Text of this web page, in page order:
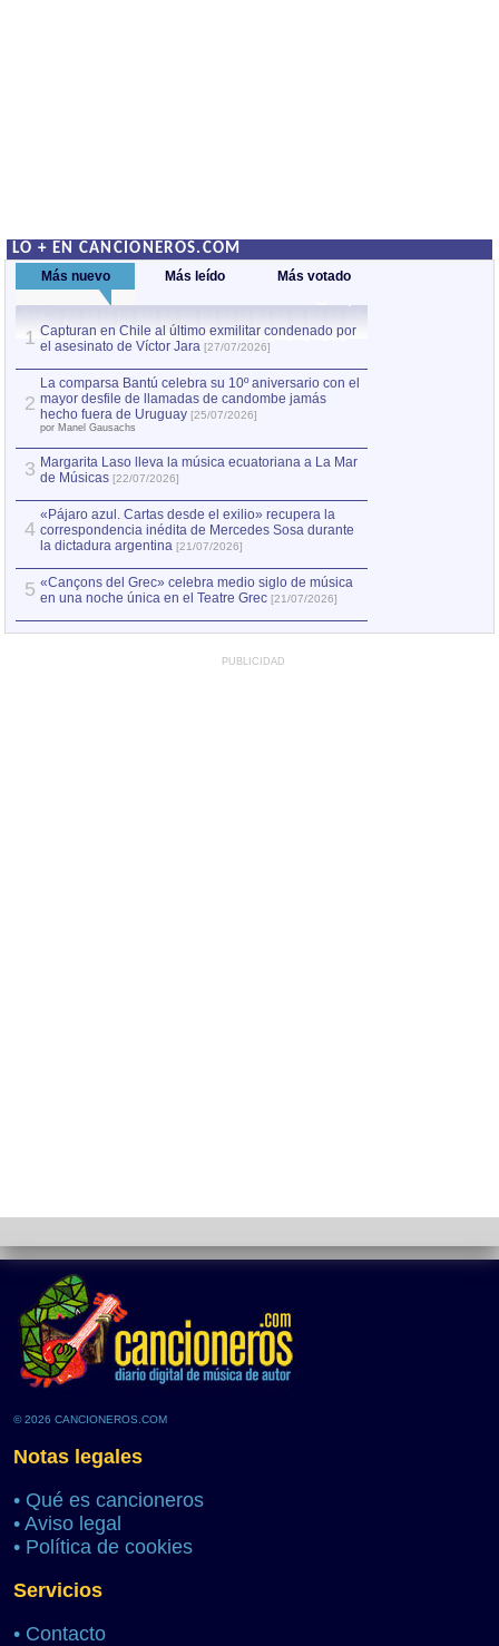
LO + EN CANCIONEROS.COM
Más nuevo Más leído Más votado
1 Capturan en Chile al último exmilitar condenado por
el asesinato de Víctor Jara [27/07/2026]
2
La comparsa Bantú celebra su 10º aniversario con el
mayor desfile de llamadas de candombe jamás
hecho fuera de Uruguay [25/07/2026]
por Manel Gausachs
3 Margarita Laso lleva la música ecuatoriana a La Mar
de Músicas [22/07/2026]
4
«Pájaro azul. Cartas desde el exilio» recupera la
correspondencia inédita de Mercedes Sosa durante
la dictadura argentina [21/07/2026]
5 «Cançons del Grec» celebra medio siglo de música
en una noche única en el Teatre Grec [21/07/2026]
PUBLICIDAD
© 2026 CANCIONEROS.COM
Notas legales
• Qué es cancioneros
• Aviso legal
• Política de cookies
Servicios
• Contacto